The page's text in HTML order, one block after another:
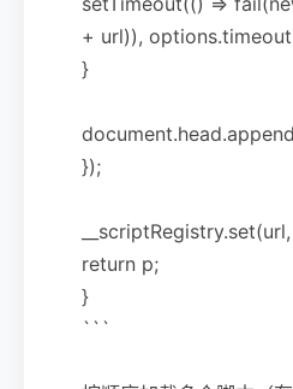
+ url)),
}
});
return p;
}
```